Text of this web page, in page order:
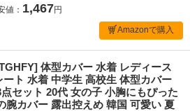
値： 1,467円
Amazonで購入
体型カバー 水着 レディース
ート 水着 中学生 高校生 体型カバー
セット 20代 女の子 小胸にもぴった
腕カバー 露出控えめ 韓国 可愛い 夏